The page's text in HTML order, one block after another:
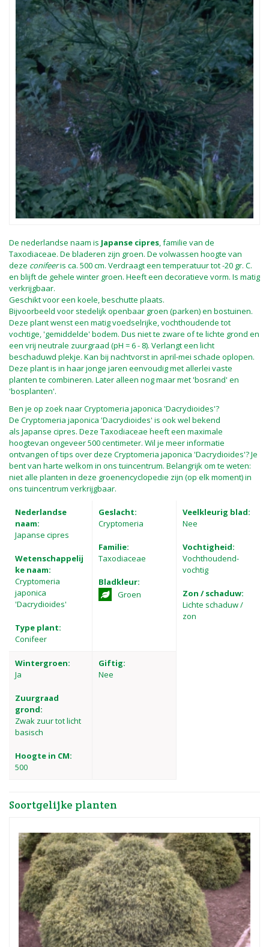
De nederlandse naam is Japanse cipres, familie van de
Taxodiaceae. De bladeren zijn groen. De volwassen hoogte van
deze conifeeris ca. 500 cm. Verdraagt een temperatuur tot -20 gr. C.
en blijft de gehele winter groen. Heeft een decoratieve vorm. Is matig
verkrijgbaar.
Geschikt voor een koele, beschutte plaats.
Bijvoorbeeld voor stedelijk openbaar groen (parken) en bostuinen.
Deze plant wenst een matig voedselrijke, vochthoudende tot
vochtige, 'gemiddelde' bodem. Dus niet te zware of te lichte grond en
een vrij neutrale zuurgraad (pH = 6 - 8). Verlangt een licht
beschaduwd plekje. Kan bij nachtvorst in april-mei schade oplopen.
Deze plant is in haar jonge jaren eenvoudig met allerlei vaste
planten te combineren. Later alleen nog maar met 'bosrand' en
'bosplanten'.
Ben je op zoek naar Cryptomeria japonica 'Dacrydioides'?
De Cryptomeria japonica 'Dacrydioides' is ook wel bekend
als Japanse cipres. Deze Taxodiaceae heeft een maximale
hoogtevan ongeveer 500 centimeter. Wil je meer informatie
ontvangen of tips over deze Cryptomeria japonica 'Dacrydioides'? Je
bent van harte welkom in ons tuincentrum. Belangrijk om te weten:
niet alle planten in deze groenencyclopedie zijn (op elk moment) in
ons tuincentrum verkrijgbaar.
Nederlandse
naam:
Japanse cipres
Wetenschappelij
ke naam:
Cryptomeria
japonica
'Dacrydioides'
Type plant:
Conifeer
Geslacht:
Cryptomeria
Familie:
Taxodiaceae
Bladkleur:
Groen
Veelkleurig blad:
Nee
Vochtigheid:
Vochthoudend-
vochtig
Zon / schaduw:
Lichte schaduw /
zon
Wintergroen:
Ja
Zuurgraad
grond:
Zwak zuur tot licht
basisch
Hoogte in CM:
500
Giftig:
Nee
Soortgelijke planten